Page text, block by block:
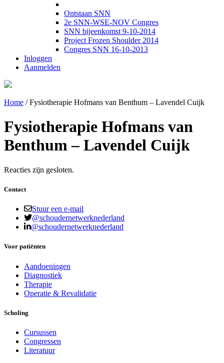
Ontstaan SNN
2e SNN-WSE-NOV Congres
SNN bijeenkomst 9-10-2014
Project Frozen Shoulder 2014
Congres SNN 16-10-2013
Inloggen
Aanmelden
Home /Fysiotherapie Hofmans van Benthum – Lavendel Cuijk
Fysiotherapie Hofmans van
Benthum – Lavendel Cuijk
Reacties zijn gesloten.
Contact
Stuur een e-mail
@schoudernetwerknederland
@schoudernetwerknederland
Voor patiënten
Aandoeningen
Diagnostiek
Therapie
Operatie & Revalidatie
Scholing
Cursussen
Congressen
Literatuur